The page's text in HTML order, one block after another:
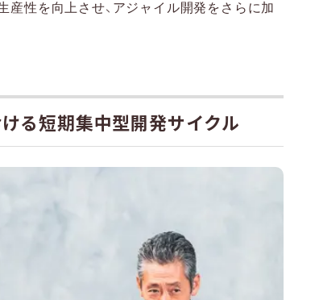
？
とは可能？
とは？
速させよう
産性を向上させ、アジャイル開発をさらに加
る短期集中型開発サイクル